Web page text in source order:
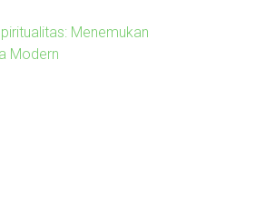
Menemukan
Modern